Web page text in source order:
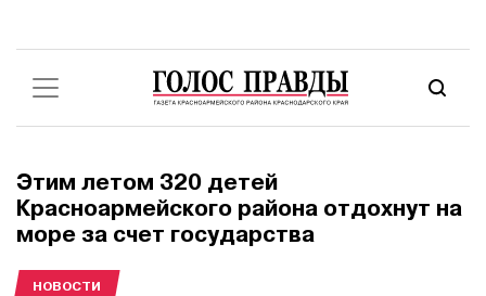
Этим летом 320 детей
Красноармейского района отдохнут на
море за счет государства
НОВОСТИ